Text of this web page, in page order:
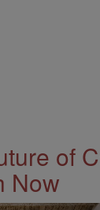
of
Now